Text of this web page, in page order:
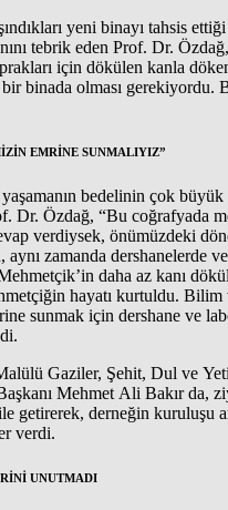
yeni binayı tahsis
tebrik eden Prof. Dr.
için dökülen kanla
binada olması gerekiyordu.
EMRİNE SUNMALIYIZ”
bedelinin çok
Dr. Özdağ, “Bu coğrafyada
verdiysek, önümüzdeki
zamanda dershanelerde
daha az kanı
hayatı kurtuldu.
sunmak için dershane ve
Gaziler, Şehit, Dul ve
Mehmet Ali Bakır da,
getirerek, derneğin kuruluşu
verdi.
UNUTMADI